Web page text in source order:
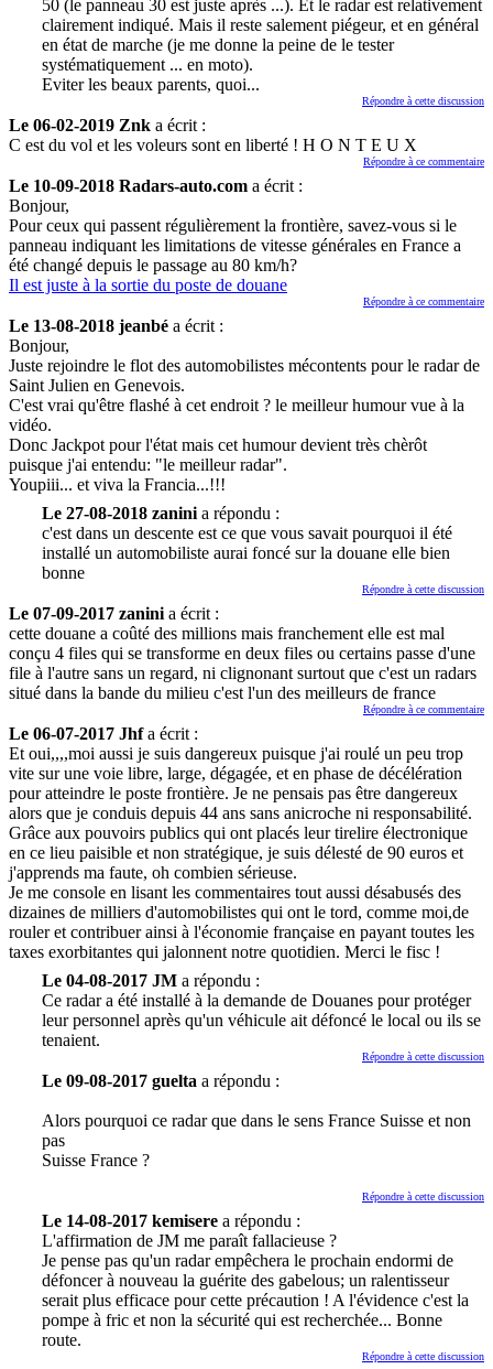
50 (le panneau 30 est juste après ...). Et le radar est relativement
clairement indiqué. Mais il reste salement piégeur, et en général
en état de marche (je me donne la peine de le tester
systématiquement ... en moto).
Eviter les beaux parents, quoi...
Répondre à cette discussion
Le 06-02-2019 Znk a écrit :
C est du vol et les voleurs sont en liberté ! H O N T E U X
Répondre à ce commentaire
Le 10-09-2018 Radars-auto.com a écrit :
Bonjour,
Pour ceux qui passent régulièrement la frontière, savez-vous si le
panneau indiquant les limitations de vitesse générales en France a
été changé depuis le passage au 80 km/h?
Il est juste à la sortie du poste de douane
Répondre à ce commentaire
Le 13-08-2018 jeanbé a écrit :
Bonjour,
Juste rejoindre le flot des automobilistes mécontents pour le radar de
Saint Julien en Genevois.
C'est vrai qu'être flashé à cet endroit ? le meilleur humour vue à la
vidéo.
Donc Jackpot pour l'état mais cet humour devient très chèrôt
puisque j'ai entendu: "le meilleur radar".
Youpiii... et viva la Francia...!!!
Le 27-08-2018 zanini a répondu :
c'est dans un descente est ce que vous savait pourquoi il été
installé un automobiliste aurai foncé sur la douane elle bien
bonne
Répondre à cette discussion
Le 07-09-2017 zanini a écrit :
cette douane a coûté des millions mais franchement elle est mal
conçu 4 files qui se transforme en deux files ou certains passe d'une
file à l'autre sans un regard, ni clignonant surtout que c'est un radars
situé dans la bande du milieu c'est l'un des meilleurs de france
Répondre à ce commentaire
Le 06-07-2017 Jhfa écrit :
Et oui,,,,moi aussi je suis dangereux puisque j'ai roulé un peu trop
vite sur une voie libre, large, dégagée, et en phase de décélération
pour atteindre le poste frontière. Je ne pensais pas être dangereux
alors que je conduis depuis 44 ans sans anicroche ni responsabilité.
Grâce aux pouvoirs publics qui ont placés leur tirelire électronique
en ce lieu paisible et non stratégique, je suis délesté de 90 euros et
j'apprends ma faute, oh combien sérieuse.
Je me console en lisant les commentaires tout aussi désabusés des
dizaines de milliers d'automobilistes qui ont le tord, comme moi,de
rouler et contribuer ainsi à l'économie française en payant toutes les
taxes exorbitantes qui jalonnent notre quotidien. Merci le fisc !
Le 04-08-2017 JM a répondu :
Ce radar a été installé à la demande de Douanes pour protéger
leur personnel après qu'un véhicule ait défoncé le local ou ils se
tenaient.
Répondre à cette discussion
Le 09-08-2017 guelta a répondu :
Alors pourquoi ce radar que dans le sens France Suisse et non
pas
Suisse France ?
Répondre à cette discussion
Le 14-08-2017 kemisere a répondu :
L'affirmation de JM me paraît fallacieuse ?
Je pense pas qu'un radar empêchera le prochain endormi de
défoncer à nouveau la guérite des gabelous; un ralentisseur
serait plus efficace pour cette précaution ! A l'évidence c'est la
pompe à fric et non la sécurité qui est recherchée... Bonne
route.
Répondre à cette discussion